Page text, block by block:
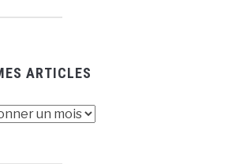
ARTICLES